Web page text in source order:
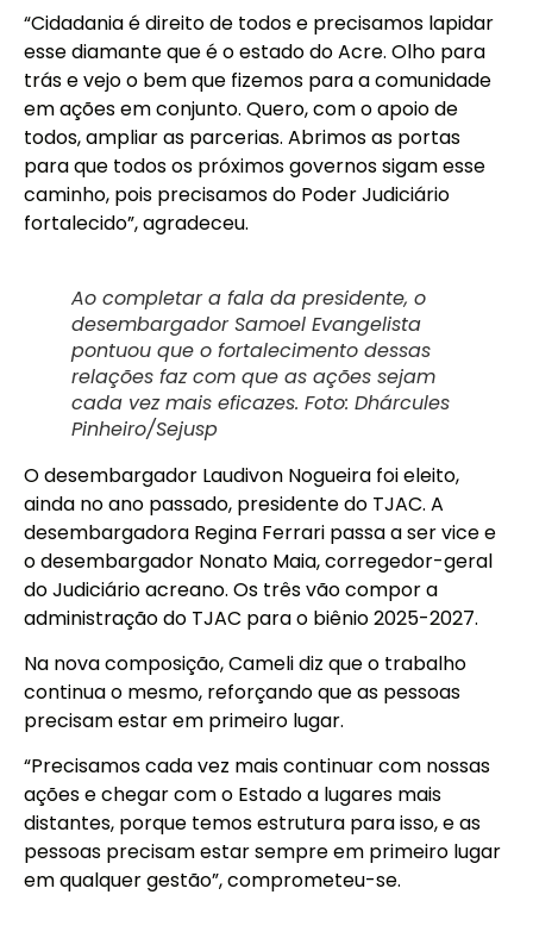
“Cidadania é direito de todos e precisamos lapidar
esse diamante que é o estado do Acre. Olho para
trás e vejo o bem que fizemos para a comunidade
em ações em conjunto. Quero, com o apoio de
todos, ampliar as parcerias. Abrimos as portas
para que todos os próximos governos sigam esse
caminho, pois precisamos do Poder Judiciário
fortalecido”, agradeceu.
Ao completar a fala da presidente, o
desembargador Samoel Evangelista
pontuou que o fortalecimento dessas
relações faz com que as ações sejam
cada vez mais eficazes. Foto: Dhárcules
Pinheiro/Sejusp
O desembargador Laudivon Nogueira foi eleito,
ainda no ano passado, presidente do TJAC. A
desembargadora Regina Ferrari passa a ser vice e
o desembargador Nonato Maia, corregedor-geral
do Judiciário acreano. Os três vão compor a
administração do TJAC para o biênio 2025-2027.
Na nova composição, Cameli diz que o trabalho
continua o mesmo, reforçando que as pessoas
precisam estar em primeiro lugar.
“Precisamos cada vez mais continuar com nossas
ações e chegar com o Estado a lugares mais
distantes, porque temos estrutura para isso, e as
pessoas precisam estar sempre em primeiro lugar
em qualquer gestão”, comprometeu-se.